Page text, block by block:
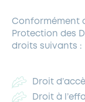
Conformément
Protection des
droits suivants :
Droit
Droit à